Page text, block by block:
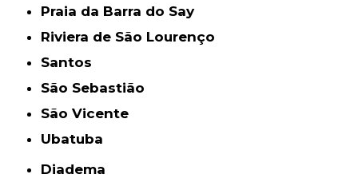
Praia da Barra do Say
Riviera de São Lourenço
Santos
São Sebastião
São Vicente
Ubatuba
Diadema